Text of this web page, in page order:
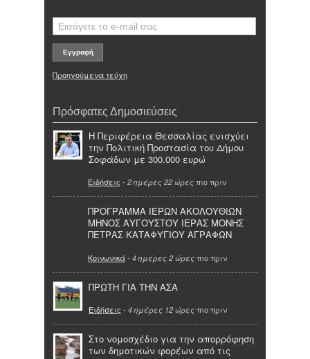
Προηγούμενα τεύχη
Πρόσφατες Δημοσιεύσεις
Η Περιφέρεια Θεσσαλίας ενισχύει
την Πολιτική Προστασία του Δήμου
Σοφάδων με 300.000 ευρώ
Ειδήσεις - 2 ημέρες 22 ώρες πιο πριν
ΠΡΟΓΡΑΜΜΑ ΙΕΡΩΝ ΑΚΟΛΟΥΘΙΩΝ
ΜΗΝΟΣ ΑΥΓΟΥΣΤΟΥ ΙΕΡΑΣ ΜΟΝΗΣ
ΠΕΤΡΑΣ ΚΑΤΑΦΥΓΙΟΥ ΑΓΡΑΦΩΝ
Κοινωνικά- 4 ημέρες 2 ώρες πιο πριν
ΠΡΩΤΗ ΓΙΑ ΤΗΝ ΑΣΑ
Ειδήσεις - 4 ημέρες 12 ώρες πιο πριν
Στο νομοσχέδιο για την απορρόφηση
των δημοτικών φορέων από τις